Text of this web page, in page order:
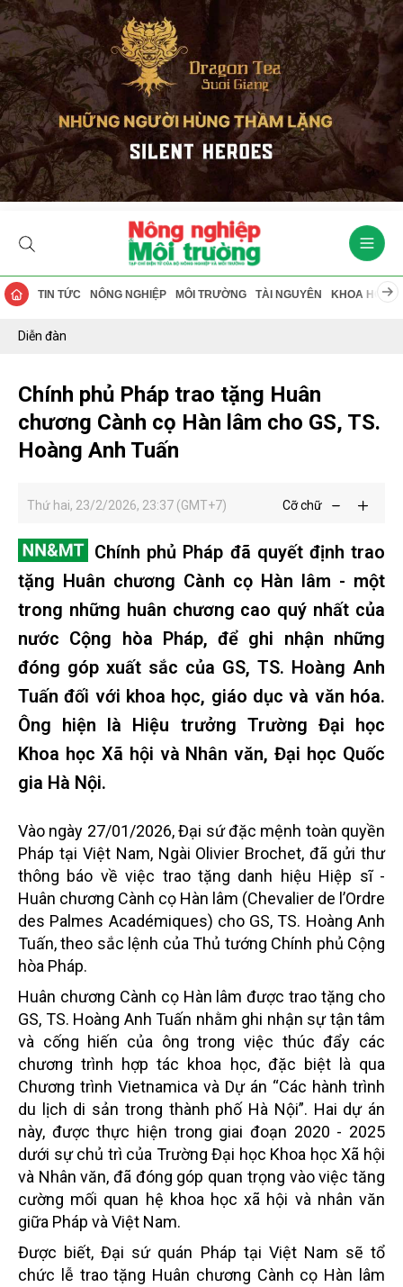
TIN TỨC NÔNG NGHIỆP MÔI TRƯỜNG TÀI NGUYÊN KHOA HỌC
Diễn đàn
Chính phủ Pháp trao tặng Huân
chương Cành cọ Hàn lâm cho GS, TS.
Hoàng Anh Tuấn
Thứ hai, 23/2/2026, 23:37 (GMT+7) Cỡ chữ
Chính phủ Pháp đã quyết định trao
tặng Huân chương Cành cọ Hàn lâm - một
trong những huân chương cao quý nhất của
nước Cộng hòa Pháp, để ghi nhận những
đóng góp xuất sắc của GS, TS. Hoàng Anh
Tuấn đối với khoa học, giáo dục và văn hóa.
Ông hiện là Hiệu trưởng Trường Đại học
Khoa học Xã hội và Nhân văn, Đại học Quốc
gia Hà Nội.
Vào ngày 27/01/2026, Đại sứ đặc mệnh toàn quyền
Pháp tại Việt Nam, Ngài Olivier Brochet, đã gửi thư
thông báo về việc trao tặng danh hiệu Hiệp sĩ -
Huân chương Cành cọ Hàn lâm (Chevalier de l’Ordre
des Palmes Académiques) cho GS, TS. Hoàng Anh
Tuấn, theo sắc lệnh của Thủ tướng Chính phủ Cộng
hòa Pháp.
Huân chương Cành cọ Hàn lâm được trao tặng cho
GS, TS. Hoàng Anh Tuấn nhằm ghi nhận sự tận tâm
và cống hiến của ông trong việc thúc đẩy các
chương trình hợp tác khoa học, đặc biệt là qua
Chương trình Vietnamica và Dự án “Các hành trình
du lịch di sản trong thành phố Hà Nội”. Hai dự án
này, được thực hiện trong giai đoạn 2020 - 2025
dưới sự chủ trì của Trường Đại học Khoa học Xã hội
và Nhân văn, đã đóng góp quan trọng vào việc tăng
cường mối quan hệ khoa học xã hội và nhân văn
giữa Pháp và Việt Nam.
Được biết, Đại sứ quán Pháp tại Việt Nam sẽ tổ
chức lễ trao tặng Huân chương Cành cọ Hàn lâm